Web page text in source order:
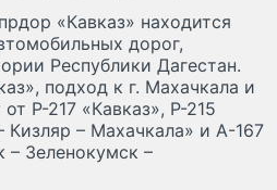
«Кавказ» находится
дорог,
Республики Дагестан.
подход к г. Махачкала и
Р-217 «Кавказ», Р-215
Кизляр – Махачкала» и А-167
– Зеленокумск –